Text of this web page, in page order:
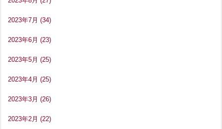
2023年7月 (34)
2023年6月 (23)
2023年5月 (25)
2023年4月 (25)
2023年3月 (26)
2023年2月 (22)